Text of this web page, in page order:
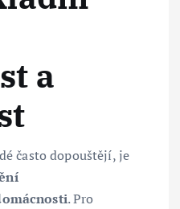
a
často dopouštějí, je
. Pro